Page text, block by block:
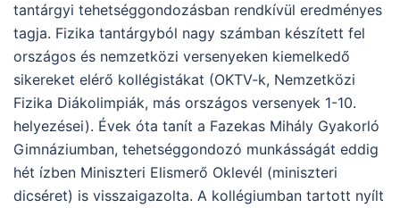
tantárgyi tehetséggondozásban rendkívül eredményes
tagja. Fizika tantárgyból nagy számban készített fel
országos és nemzetközi versenyeken kiemelkedő
sikereket elérő kollégistákat (OKTV-k, Nemzetközi
Fizika Diákolimpiák, más országos versenyek 1-10.
helyezései). Évek óta tanít a Fazekas Mihály Gyakorló
Gimnáziumban, tehetséggondozó munkásságát eddig
hét ízben Miniszteri Elismerő Oklevél (miniszteri
dicséret) is visszaigazolta. A kollégiumban tartott nyílt